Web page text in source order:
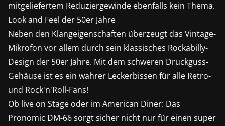
mitgeliefertem Reduziergewinde ebenfalls kein Thema.
Look and Feel der 50er Jahre
Neben den Klangeigenschaften überzeugt das Vintage-
Mikrofon vor allem durch sein klassisches Rockabilly-
Design der 50er Jahre. Mit dem schweren Druckguss-
Gehäuse ist es ein wahrer Leckerbissen für alle Retro-
und Rock'n'Roll-Fans!
Ob live on Stage oder im American Diner: Das
Pronomic DM-66 sorgt sicher nicht nur für einen super